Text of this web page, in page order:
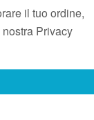
il tuo ordine,
Privacy